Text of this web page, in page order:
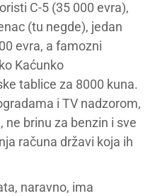
C-5 (35 000 evra),
(tu negde), jedan
evra, a famozni
Kaćunko
tablice za 8000 kuna.
i TV nadzorom,
brinu za benzin i sve
računa državi koja ih
naravno, ima